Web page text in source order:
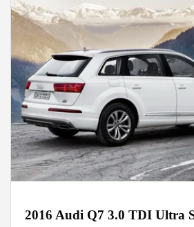
2016 Audi Q7 3.0 TDI Ultra